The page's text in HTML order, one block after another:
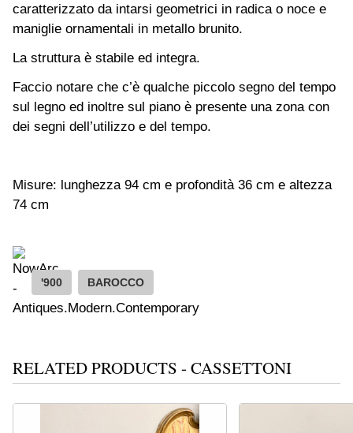
caratterizzato da intarsi geometrici in radica o noce e
maniglie ornamentali in metallo brunito.
La struttura è stabile ed integra.
Faccio notare che c’è qualche piccolo segno del tempo
sul legno ed inoltre sul piano è presente una zona con
dei segni dell’utilizzo e del tempo.
Misure: lunghezza 94 cm e profondità 36 cm e altezza
74 cm
'900 BAROCCO
RELATED PRODUCTS - CASSETTONI